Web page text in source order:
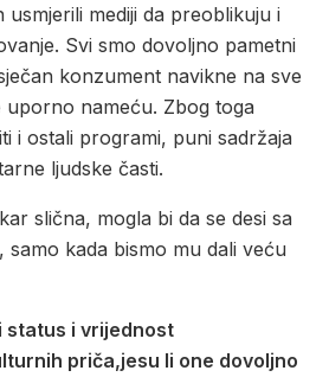
usmjerili mediji da preoblikuju i
Svi smo dovoljno pametni
konzument navikne na sve
nameću. Zbog toga
i ostali programi, puni sadržaja
ljudske časti.
slična, mogla bi da se desi sa
samo kada bismo mu dali veću
status i vrijednost
priča,jesu li one dovoljno